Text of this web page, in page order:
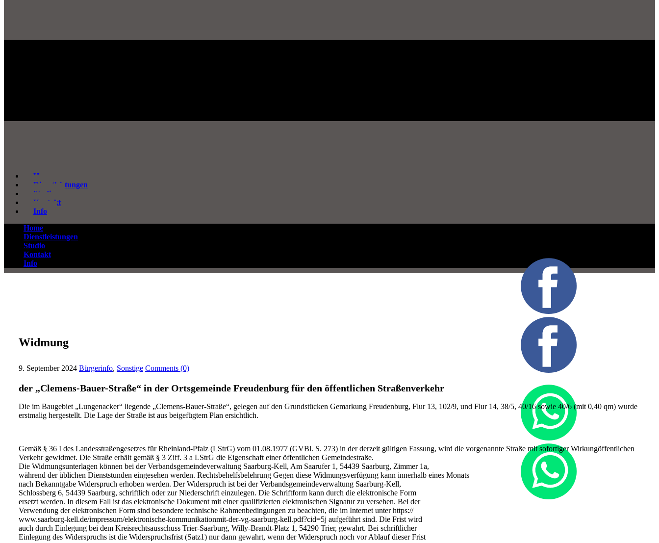
Home
Dienstleistungen
Studio
Kontakt
Info
Home
Dienstleistungen
Studio
Kontakt
Info
Widmung
9. September 2024 Bürgerinfo, Sonstige Comments (0)
der „Clemens-Bauer-Straße“ in der Ortsgemeinde Freudenburg für den öffentlichen Straßenverkehr
Die im Baugebiet „Lungenacker“ liegende „Clemens-Bauer-Straße“, gelegen auf den Grundstücken Gemarkung Freudenburg, Flur 13, 102/9, und Flur 14, 38/5, 40/16 sowie 40/6 (mit 0,40 qm) wurde
erstmalig hergestellt. Die Lage der Straße ist aus beigefügtem Plan ersichtlich.
Gemäß § 36 I des Landesstraßengesetzes für Rheinland-Pfalz (LStrG) vom 01.08.1977 (GVBl. S. 273) in der derzeit gültigen Fassung, wird die vorgenannte Straße mit sofortiger Wirkungöffentlichen
Verkehr gewidmet. Die Straße erhält gemäß § 3 Ziff. 3 a LStrG die Eigenschaft einer öffentlichen Gemeindestraße.
Die Widmungsunterlagen können bei der Verbandsgemeindeverwaltung Saarburg-Kell, Am Saarufer 1, 54439 Saarburg, Zimmer 1a,
während der üblichen Dienststunden eingesehen werden. Rechtsbehelfsbelehrung Gegen diese Widmungsverfügung kann innerhalb eines Monats
nach Bekanntgabe Widerspruch erhoben werden. Der Widerspruch ist bei der Verbandsgemeindeverwaltung Saarburg-Kell,
Schlossberg 6, 54439 Saarburg, schriftlich oder zur Niederschrift einzulegen. Die Schriftform kann durch die elektronische Form
ersetzt werden. In diesem Fall ist das elektronische Dokument mit einer qualifizierten elektronischen Signatur zu versehen. Bei der
Verwendung der elektronischen Form sind besondere technische Rahmenbedingungen zu beachten, die im Internet unter https://
www.saarburg-kell.de/impressum/elektronische-kommunikationmit-der-vg-saarburg-kell.pdf?cid=5j aufgeführt sind. Die Frist wird
auch durch Einlegung bei dem Kreisrechtsausschuss Trier-Saarburg, Willy-Brandt-Platz 1, 54290 Trier, gewahrt. Bei schriftlicher
Einlegung des Widerspruchs ist die Widerspruchsfrist (Satz1) nur dann gewahrt, wenn der Widerspruch noch vor Ablauf dieser Frist